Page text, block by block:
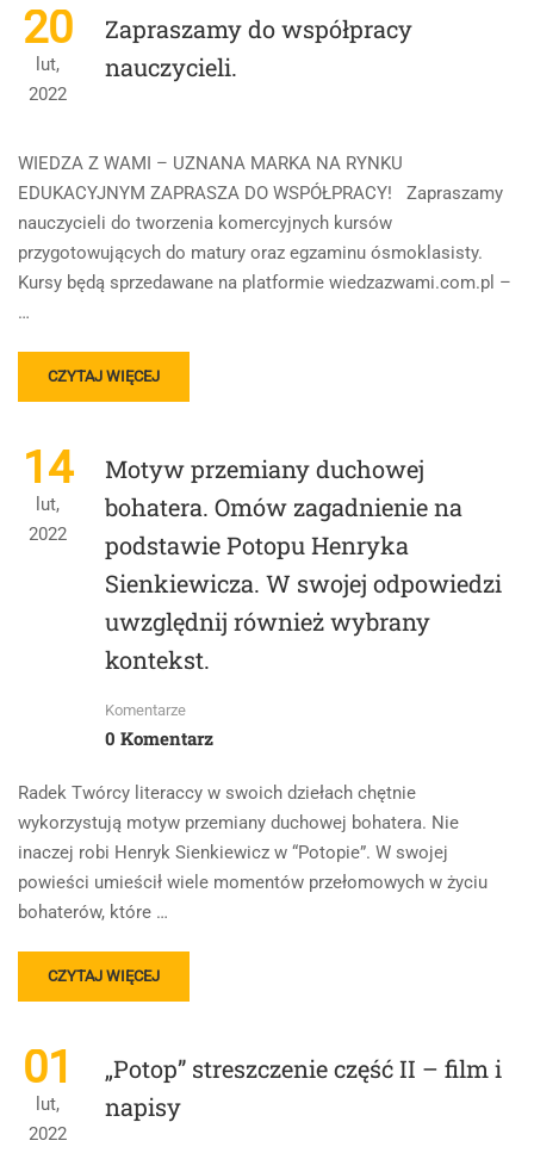
20
lut,
2022
Zapraszamy do współpracy
nauczycieli.
WIEDZA Z WAMI – UZNANA MARKA NA RYNKU
EDUKACYJNYM ZAPRASZA DO WSPÓŁPRACY! Zapraszamy
nauczycieli do tworzenia komercyjnych kursów
przygotowujących do matury oraz egzaminu ósmoklasisty.
Kursy będą sprzedawane na platformie wiedzazwami.com.pl –
…
READ
MORE
ZAPRASZAMY
DO
WSPÓŁPRACY
NAUCZYCIELI.
CZYTAJ WIĘCEJ
14
lut,
2022
Motyw przemiany duchowej
bohatera. Omów zagadnienie na
podstawie Potopu Henryka
Sienkiewicza. W swojej odpowiedzi
uwzględnij również wybrany
kontekst.
Komentarze
0 Komentarz
Radek Twórcy literaccy w swoich dziełach chętnie
wykorzystują motyw przemiany duchowej bohatera. Nie
inaczej robi Henryk Sienkiewicz w “Potopie”. W swojej
powieści umieścił wiele momentów przełomowych w życiu
bohaterów, które …
READ
MORE
MOTYW
PRZEMIANY
DUCHOWEJ
BOHATERA.
OMÓW
CZYTAJ WIĘCEJ
01
lut,
2022
„Potop” streszczenie część II – film i
napisy